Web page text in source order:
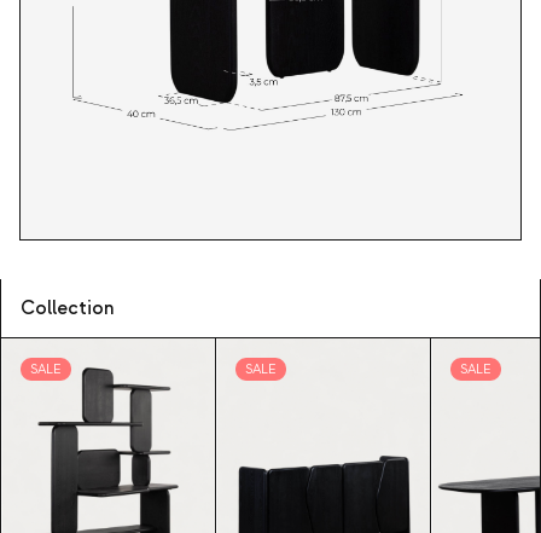
Collection
SALE SALE SALE